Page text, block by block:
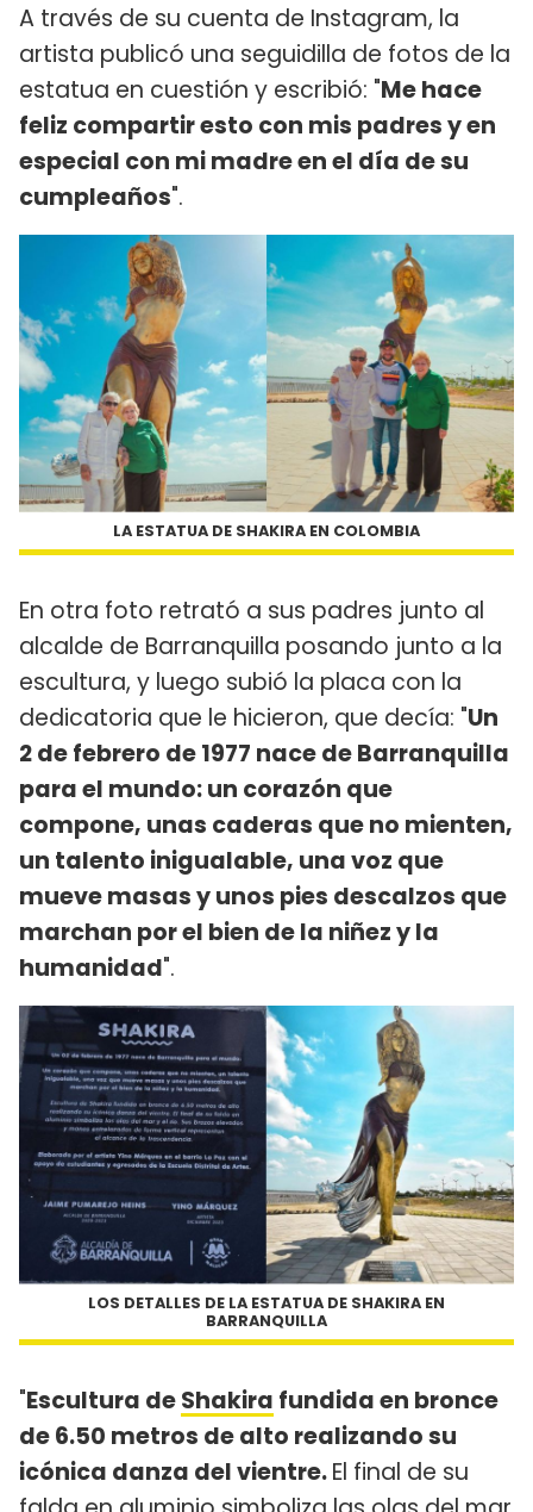
A través de su cuenta de Instagram, la
artista publicó una seguidilla de fotos de la
estatua en cuestión y escribió: "Me hace
feliz compartir esto con mis padres y en
especial con mi madre en el día de su
cumpleaños".
LA ESTATUA DE SHAKIRA EN COLOMBIA
En otra foto retrató a sus padres junto al
alcalde de Barranquilla posando junto a la
escultura, y luego subió la placa con la
dedicatoria que le hicieron, que decía: "Un
2 de febrero de 1977 nace de Barranquilla
para el mundo: un corazón que
compone, unas caderas que no mienten,
un talento inigualable, una voz que
mueve masas y unos pies descalzos que
marchan por el bien de la niñez y la
humanidad".
LOS DETALLES DE LA ESTATUA DE SHAKIRA EN
BARRANQUILLA
"Escultura deShakira fundida en bronce
de 6.50 metros de alto realizando su
icónica danza del vientre.El final de su